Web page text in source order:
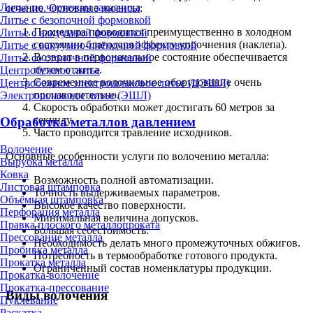
Литье по чертежам заказчика
Литье с безопочной формовкой
Литье с вакуумной формовкой
Литье с вакуумно-плёночной формовкой
Литье со стопочной формовкой
Центробежное литье
Центробежное электрошлаковое литье (ЦЭШЛ)
Электрошлаковое литье (ЭШЛ)
Обработка металлов давлением
Волочение
Вырубка металла
Ковка
Листовая штамповка
Объёмная штамповка
Перфорация металла
Правка плоского металлопроката
Прессование металла
Пробивка металла
Прокатка металла
Прокатка-волочение
Прокатка-прессование
Пуклевание
сечение. Основные нюансы:
Процедура проводится преимущественно в холодном
состоянии благодаря эффекту упрочнения (наклепа).
Возврат в первоначальное состояние обеспечивается
путем отжига.
Современное волочильное оборудование очень
производительно.
Скорость обработки может достигать 60 метров за
секунду.
Часто проводится травление исходников.
Основные особенности услуги по волочению металла:
Возможность полной автоматизации.
Точность выдерживаемых параметров.
Высокое качество поверхности.
Минимальная величина допусков.
Большая себестоимость.
Необходимость делать много промежуточных обжигов.
Потребность в термообработке готового продукта.
Ограниченный состав номенклатуры продукции.
Виды волочения